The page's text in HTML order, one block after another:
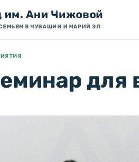
им. Ани Чижовой
В ЧУВАШИИ И МАРИЙ ЭЛ
для